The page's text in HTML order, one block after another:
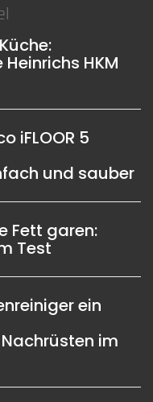
HKM
iFLOOR 5
und sauber
Fett garen:
Test
ein
im